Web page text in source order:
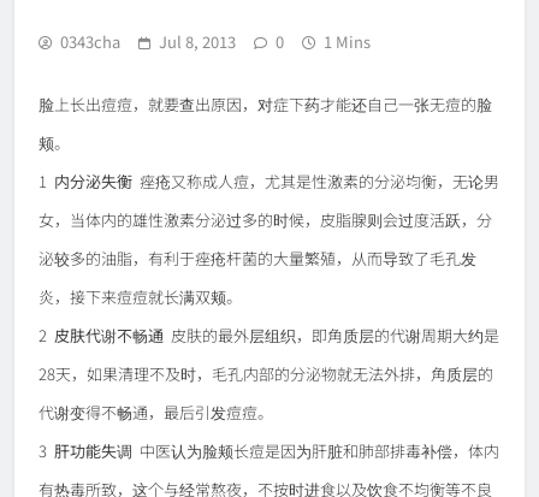
0343cha Jul 8, 2013 0 1 Mins
脸上长出痘痘，就要查出原因，对症下药才能还自己一张无痘的脸
颊。
1 内分泌失衡 痤疮又称成人痘，尤其是性激素的分泌均衡，无论男
女，当体内的雄性激素分泌过多的时候，皮脂腺则会过度活跃，分
泌较多的油脂，有利于痤疮杆菌的大量繁殖，从而导致了毛孔发
炎，接下来痘痘就长满双颊。
2 皮肤代谢不畅通 皮肤的最外层组织，即角质层的代谢周期大约是
28天，如果清理不及时，毛孔内部的分泌物就无法外排，角质层的
代谢变得不畅通，最后引发痘痘。
3 肝功能失调 中医认为脸颊长痘是因为肝脏和肺部排毒补偿，体内
有热毒所致，这个与经常熬夜，不按时进食以及饮食不均衡等不良